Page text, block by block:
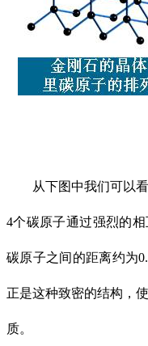
从下图中我们可以看
4个碳原子通过强烈的
碳原子之间的距离约为
正是这种致密的结构，
质。